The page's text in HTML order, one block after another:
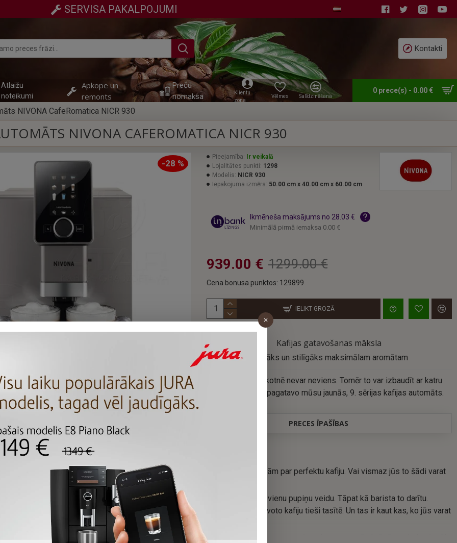
SERVISA PAKALPOJUMI
Kontakti
Atlaižu
noteikumi
Apkope un
remonts
Preču
nomaksa
Klientu
zona
Vēlmes Salīdzināšana
0 prece(s) - 0.00 €
NIVONA CafeRomatica NICR 930
NIVONA CAFEROMATICA NICR 930
-28 %
Pieejamība: Ir veikalā
Lojalitātes punkti: 1298
Modelis: NICR 930
Iepakojuma izmērs: 50.00 cm x 40.00 cm x 60.00 cm
939.00 € 1299.00 €
Cena bonusa punktos: 129899
Ikmēneša maksājums no 28.03 €
Minimālā pirmā iemaksa 0.00 €
IELIKT GROZĀ
Kafijas gatavošanas māksla
Klusāks un stilīgāks maksimālam aromātam
Ieskatīties nākotnē nevar neviens. Tomēr to var izbaudīt ar katru
kafijas tasi, ko pagatavo mūsu jaunās, 9. sērijas kafijas automāts.
PRECES ĪPAŠĪBAS
NIVONA CafeRomatica NICR 930
kafijas automātos mīt mazs barista - ar brillēm, tauriņu un zināšanām par perfektu kafiju. Vai vismaz jūs to šādi varat
sistēma sniedz līdz šim jums nezināmu aromātu dažādību - un tikai ar vienu pupiņu veidu. Tāpat kā barista to darītu.
spiedienā un ūdens plūšanas ātrumā, kas burtiski izmet svaigi pagatavoto kafiju tieši tasītē. Un tas ir kaut kas, ko jūs varat
kafijas no NIVONA.
baristas iestatījumus jaunajām NIVONA kafijas šķirnēm, ūdens tvertnes apgaismojums astoņās krāsās sniedz vizuālu